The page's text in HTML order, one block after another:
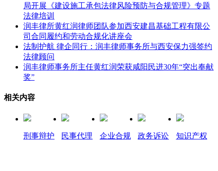
局开展《建设施工承包法律风险预防与合规管理》专题
法律培训
润丰律所黄红润律师团队参加西安建昌基础工程有限公
司合同履约和劳动合规化讲座会
法制护航 律企同行：润丰律师事务所与西安保力强签约
法律顾问
润丰律师事务所主任黄红润荣获咸阳民进30年“突出奉献
奖”
相关内容
刑事辩护 民事代理 企业合规 政务诉讼 知识产权